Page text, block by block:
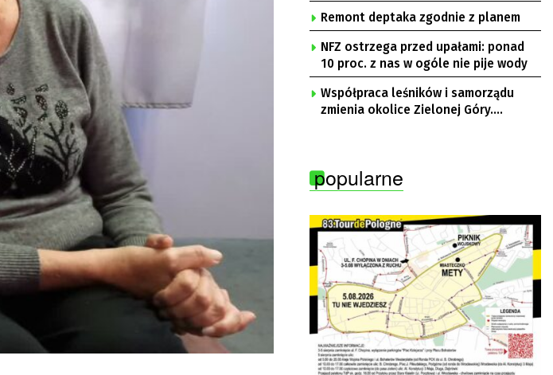
Remont deptaka zgodnie z planem
NFZ ostrzega przed upałami: ponad
10 proc. z nas w ogóle nie pije wody
Współpraca leśników i samorządu
zmienia okolice Zielonej Góry.
popularne